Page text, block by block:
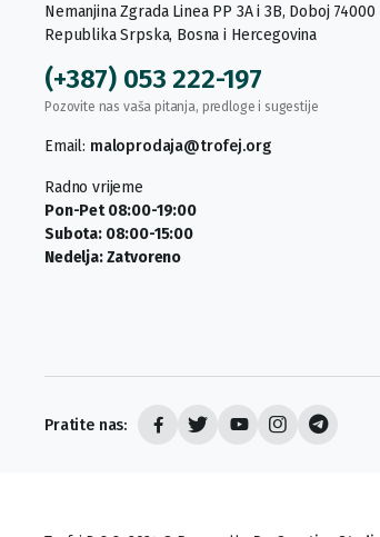
Nemanjina Zgrada Linea PP 3A i 3B, Doboj 74000
Republika Srpska, Bosna i Hercegovina
(+387) 053 222-197
Pozovite nas vaša pitanja, predloge i sugestije
Email: maloprodaja@trofej.org
Radno vrijeme
Pon-Pet 08:00-19:00
Subota: 08:00-15:00
Nedelja: Zatvoreno
Pratite nas: